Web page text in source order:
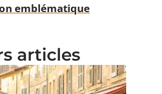
emblématique
articles